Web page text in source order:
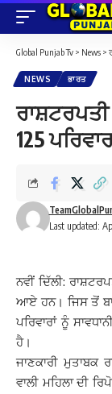
Global Punjab Tv > News >
NEWS ਭਾਰਤ
125
Last updated:
ਨਵੀਂ ਦਿੱਲੀ:
ਆਏ ਹਨ। ਜਿਸ ਤੋਂ
ਪਰਿਵਾਰਾਂ ਨੂੰ
ਹੈ।
ਜਾਣਕਾਰੀ ਮੁਤਾਬਕ
ਵਾਲੀ ਮਹਿਲਾ ਦੀ